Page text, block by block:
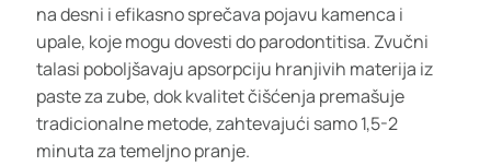
na desni i efikasno sprečava pojavu kamenca i
upale, koje mogu dovesti do parodontitisa. Zvučni
talasi poboljšavaju apsorpciju hranjivih materija iz
paste za zube, dok kvalitet čišćenja premašuje
tradicionalne metode, zahtevajući samo 1,5-2
minuta za temeljno pranje.